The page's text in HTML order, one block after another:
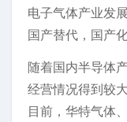
电子气体产业发
国产替代，国产
随着国内半导体
经营情况得到较
目前，华特气体